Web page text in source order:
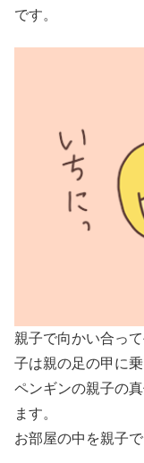
です。
親子で向かい合って
子は親の足の甲に乗
ペンギンの親子の
ます。
お部屋の中を親子